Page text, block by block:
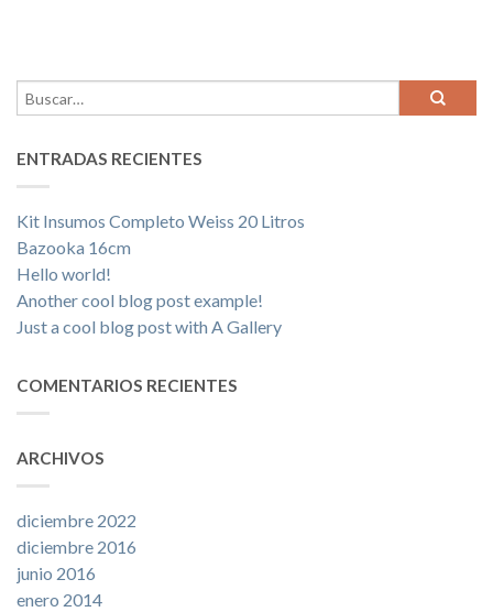
ENTRADAS RECIENTES
Kit Insumos Completo Weiss 20 Litros
Bazooka 16cm
Hello world!
Another cool blog post example!
Just a cool blog post with A Gallery
COMENTARIOS RECIENTES
ARCHIVOS
diciembre 2022
diciembre 2016
junio 2016
enero 2014